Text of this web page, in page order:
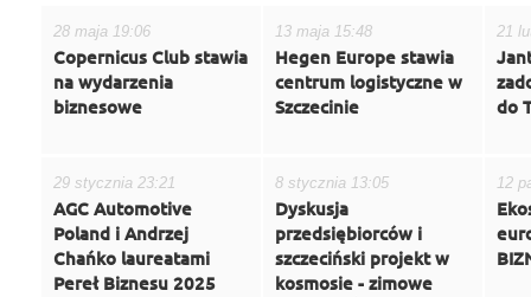
28 maja 19:06
Copernicus Club stawia
na wydarzenia
biznesowe
13 maja 15:48
Hegen Europe stawia
centrum logistyczne w
Szczecinie
21
do
29 stycznia 23:21
AGC Automotive
Poland i Andrzej
Chańko laureatami
Pereł Biznesu 2025
8 stycznia 13:05
Dyskusja
przedsiębiorców i
szczeciński projekt w
kosmosie - zimowe
12